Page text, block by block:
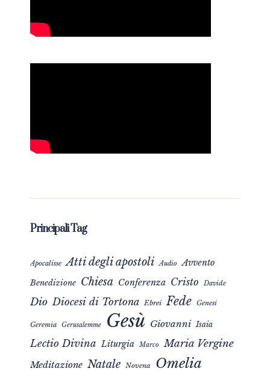
Principali Tag
Apocalisse Atti degli apostoli Audio Avvento
Benedizione Chiesa Conferenza Cristo Davide
Dio Diocesi di Tortona Ebrei Fede Genesi
Geremia Gerusalemme Gesù Giovanni Isaia
Lectio Divina Liturgia Marco Maria Vergine
Meditazione Natale Novena Omelia